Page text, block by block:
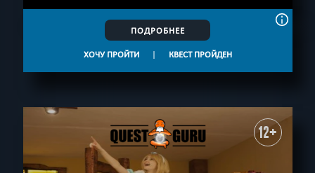
ПОДРОБНЕЕ
ХОЧУ ПРОЙТИ | КВЕСТ ПРОЙДЕН
12+